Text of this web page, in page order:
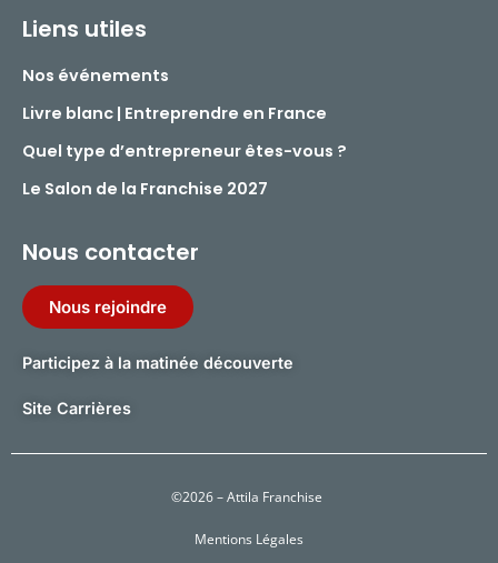
Liens utiles
Nos événements
Livre blanc | Entreprendre en France
Quel type d’entrepreneur êtes-vous ?
Le Salon de la Franchise 2027
Nous contacter
Nous rejoindre
Participez à la matinée découverte
Site Carrières
©2026 – Attila Franchise
Mentions Légales